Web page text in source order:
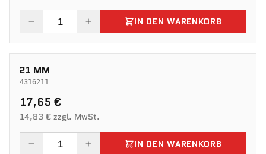
IN DEN WARENKORB
21 MM
4316211
17,65 €
14,83 € zzgl. MwSt.
IN DEN WARENKORB